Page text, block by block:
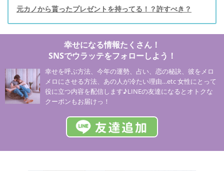
元カノから貰ったプレゼントを持ってる！？許すべき？
幸せになる情報たくさん！
SNSでウラッテをフォローしよう！
幸せを呼ぶ方法、今年の運勢、占い、恋の秘訣、彼をメロ
メロにさせる方法、あの人が冷たい理由…etc 女性にとって
役に立つ内容を配信します♪LINEの友達になるとオトクな
クーポンもお届けっ！